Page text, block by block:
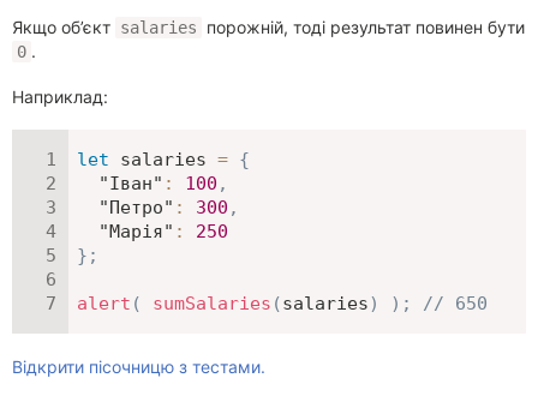
Якщо об’єкт salaries порожній, тоді результат повинен бути
0 .
Наприклад:
let salaries = {
"Іван" : 100 ,
"Петро" : 300 ,
"Марія" :
250
} ;
alert ( sumSalaries (salaries) ) ; // 650
Відкрити пісочницю з тестами.